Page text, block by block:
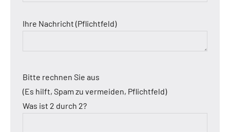
Ihre Nachricht (Pflichtfeld)
Bitte rechnen Sie aus
(Es hilft, Spam zu vermeiden, Pflichtfeld)
Was ist 2 durch 2?